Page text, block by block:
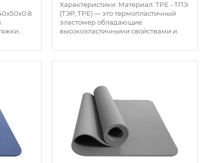
Характеристики: Материал: TPE - ТПЭ
(ТЭР, TPE) — это термопластичный
эластомер обладающие
высокоэластичными свойствами и..